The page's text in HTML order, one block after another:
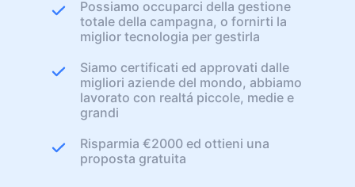
Possiamo occuparci della gestione
totale della campagna, o fornirti la
miglior tecnologia per gestirla
Siamo certificati ed approvati dalle
migliori aziende del mondo, abbiamo
lavorato con realtá piccole, medie e
grandi
Risparmia €2000 ed ottieni una
proposta gratuita